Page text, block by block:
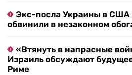
Экс-посла Украины в
обвинили в незаконном
«Втянуть в напрасные
Израиль обсуждают
Риме